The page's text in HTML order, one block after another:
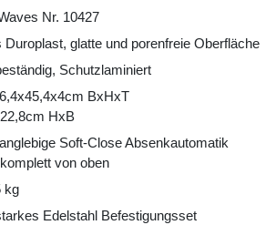
Nr. 10427
Duroplast, glatte und porenfreie Oberfläche
Schutzlaminiert
BxHxT
HxB
Soft-Close Absenkautomatik
von oben
kg
Edelstahl Befestigungsset